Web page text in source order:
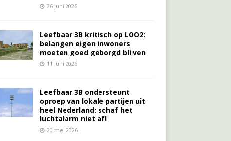
26 juni 2026
Leefbaar 3B kritisch op LOO2:
belangen eigen inwoners
moeten goed geborgd blijven
11 juni 2026
Leefbaar 3B ondersteunt
oproep van lokale partijen uit
heel Nederland: schaf het
luchtalarm niet af!
20 mei 2026